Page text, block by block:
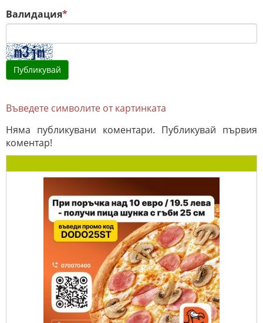
Валидация*
Въведете символите от картинката
Няма публикувани коментари. Публикувай първия
коментар!